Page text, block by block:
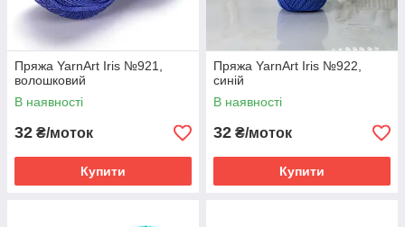
Пряжа YarnArt Iris №921,
волошковий
В наявності
32 ₴/моток
Купити
Пряжа YarnArt Iris №922,
синій
В наявності
32 ₴/моток
Купити